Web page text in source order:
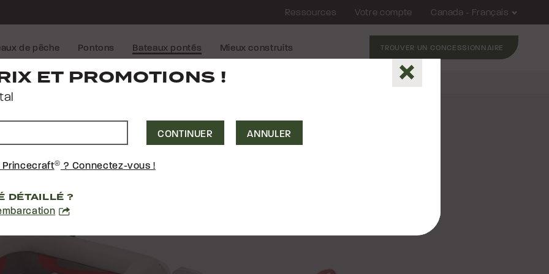
de pêche Pontons Bateaux pontés Mieux construits TROUVER UN CONCESSIONNAIRE
Ressources Votre compte Canada - Français
192